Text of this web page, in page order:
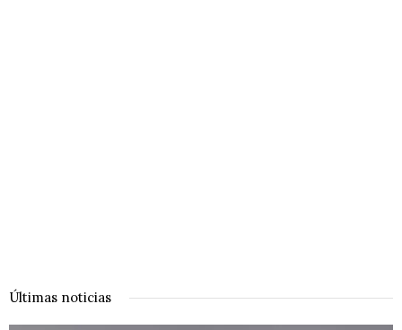
Últimas noticias